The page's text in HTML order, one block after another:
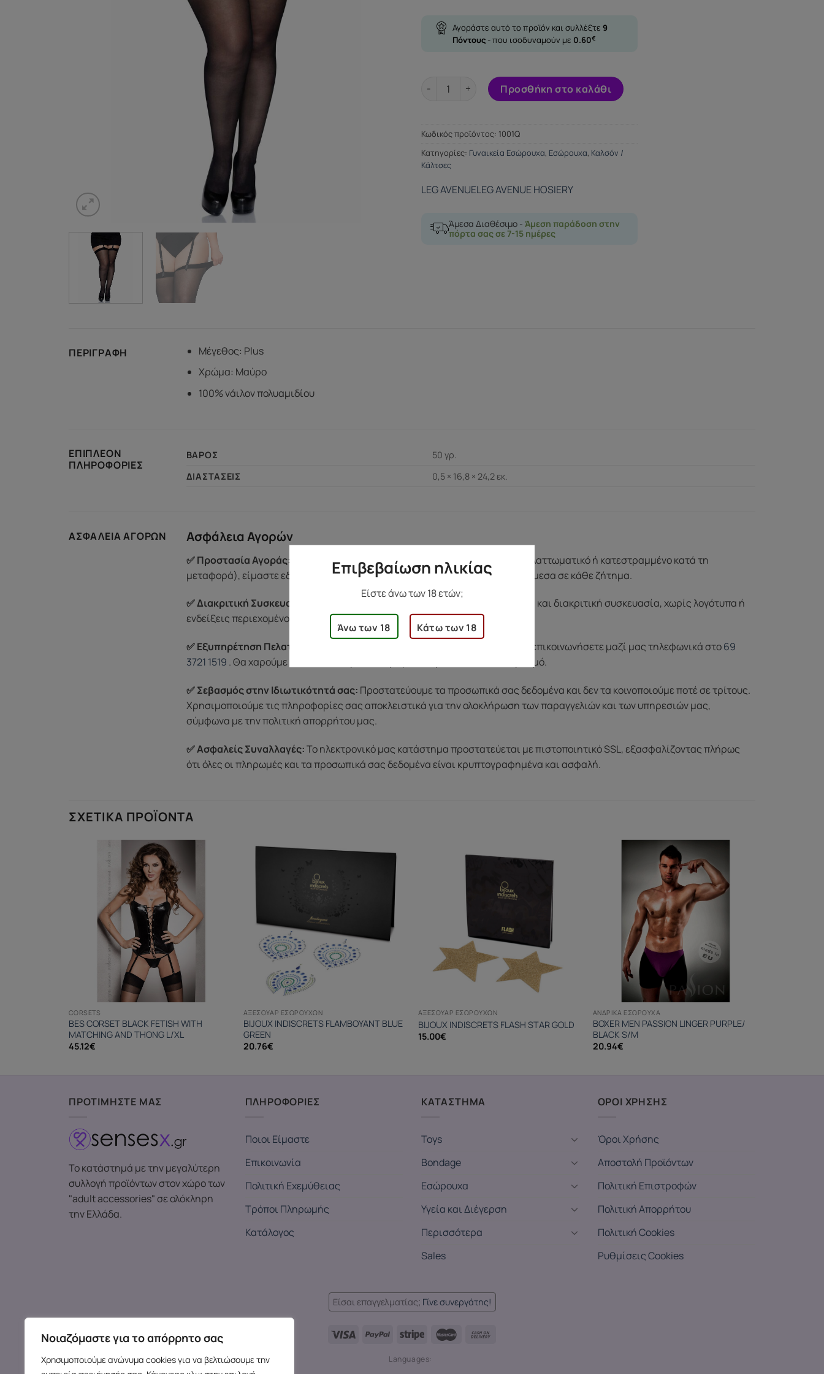
Νοιαζόμαστε για το απόρρητο σας
Χρησιμοποιούμε ανώνυμα cookies για να βελτιώσουμε την
Αγοράστε αυτό το προϊόν και συλλέξτε 9
Πόντους - που ισοδυναμούν με 0.60€
LEG AVENUE BLACK STOCKINGS PLUS SIZE ποσότητα
Προσθήκη στο καλάθι
Κωδικός προϊόντος: 1001Q
Κατηγορίες: Γυναικεία Εσώρουχα, Εσώρουχα, Καλσόν /
Κάλτσες
LEG AVENUELEG AVENUE HOSIERY
Άμεσα Διαθέσιμο - Άμεση παράδοση στην
πόρτα σας σε 7-15 ημέρες
ΠΕΡΙΓΡΑΦΉ
Μέγεθος: Plus
Χρώμα: Μαύρο
100% νάιλον πολυαμιδίου
ΕΠΙΠΛΈΟΝ
ΠΛΗΡΟΦΟΡΊΕΣ
ΒΆΡΟΣ
50 γρ.
ΔΙΑΣΤΆΣΕΙΣ
0,5 × 16,8 × 24,2 εκ.
ΑΣΦΆΛΕΙΑ ΑΓΟΡΏΝ Ασφάλεια Αγορών
✅ Προστασία Αγοράς: Αν υπάρξει κάποιο πρόβλημα με το προϊόν σας (π.χ. ελαττωματικό ή κατεστραμμένο κατά τη
μεταφορά), είμαστε εδώ για εσάς. Η ομάδα μας θα φροντίσει να βρει λύση άμεσα σε κάθε ζήτημα.
✅ Διακριτική Συσκευασία:
Όλες οι παραγγελίες αποστέλλονται σε ουδέτερη και διακριτική συσκευασία, χωρίς λογότυπα ή
ενδείξεις περιεχομένου, για να νιώσετε άνετα κατά την παραλαβή.
✅ Εξυπηρέτηση Πελατών: Για οποιαδήποτε απορία ή βοήθεια, μπορείτε να επικοινωνήσετε μαζί μας τηλεφωνικά στο69
3721 1519 . Θα χαρούμε να σας εξυπηρετήσουμε με διακριτικότητα και σεβασμό.
✅ Σεβασμός στην Ιδιωτικότητά σας: Προστατεύουμε τα προσωπικά σας δεδομένα και δεν τα κοινοποιούμε ποτέ σε τρίτους.
Χρησιμοποιούμε τις πληροφορίες σας αποκλειστικά για την ολοκλήρωση των παραγγελιών και των υπηρεσιών μας,
σύμφωνα με την πολιτική απορρήτου μας.
✅ Ασφαλείς Συναλλαγές:Το ηλεκτρονικό μας κατάστημα προστατεύεται με πιστοποιητικό SSL, εξασφαλίζοντας πλήρως
ότι όλες οι πληρωμές και τα προσωπικά σας δεδομένα είναι κρυπτογραφημένα και ασφαλή.
ΣΧΕΤΙΚΆ ΠΡΟΪΌΝΤΑ
CORSETS
BES CORSET BLACK FETISH WITH
MATCHING AND THONG L/XL
45.12€
ΑΞΕΣΟΥΆΡ ΕΣΩΡΟΎΧΩΝ
BIJOUX INDISCRETS FLAMBOYANT BLUE
GREEN
20.76€
ΑΞΕΣΟΥΆΡ ΕΣΩΡΟΎΧΩΝ
BIJOUX INDISCRETS FLASH STAR GOLD
15.00€
ΑΝΔΡΙΚΆ ΕΣΏΡΟΥΧΑ
BOXER MEN PASSION LINGER PURPLE/
BLACK S/M
20.94€
ΠΡΟΤΙΜΗΣΤΕ ΜΑΣ
Το κατάστημά με την μεγαλύτερη
συλλογή προϊόντων στον χώρο των
"adult accessories" σε ολόκληρη
την Ελλάδα.
ΠΛΗΡΟΦΟΡΙΕΣ
Ποιοι Είμαστε
Επικοινωνία
Πολιτική Εχεμύθειας
Τρόποι Πληρωμής
Κατάλογος
ΚΑΤΑΣΤΗΜΑ
Toys
Bondage
Εσώρουχα
Υγεία και Διέγερση
Περισσότερα
Sales
ΟΡΟΙ ΧΡΗΣΗΣ
Όροι Χρήσης
Αποστολή Προϊόντων
Πολιτική Επιστροφών
Πολιτική Απορρήτου
Πολιτική Cookies
Ρυθμίσεις Cookies
Είσαι επαγγελματίας; Γίνε συνεργάτης!
Languages:
Επιβεβαίωση ηλικίας
Είστε άνω των 18 ετών;
Άνω των 18 Κάτω των 18